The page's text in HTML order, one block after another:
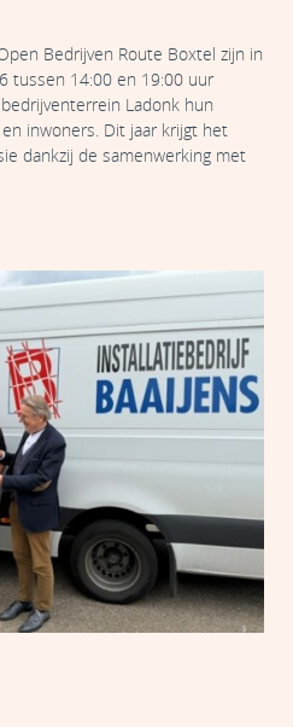
Bedrijven Route Boxtel zijn in
tussen 14:00 en 19:00 uur
Ladonk hun
inwoners. Dit jaar krijgt het
dankzij de samenwerking met